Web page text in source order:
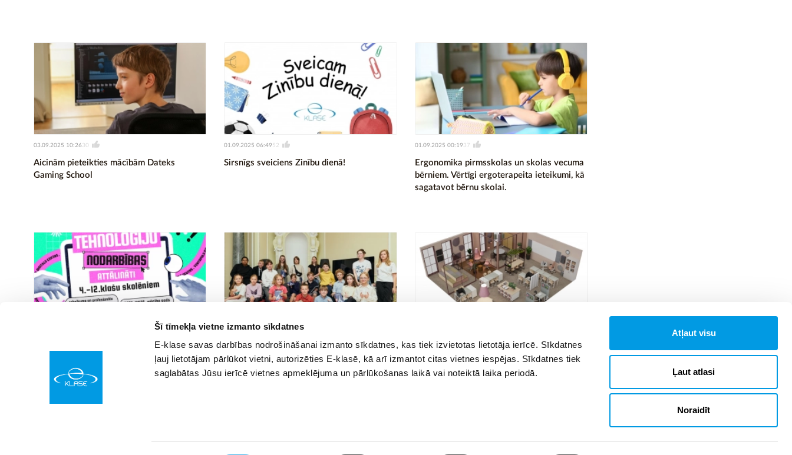
Šī tīmekļa vietne izmanto sīkdatnes
E-klase savas darbības nodrošināšanai izmanto sīkdatnes, kas tiek izvietotas lietotāja ierīcē. Sīkdatnes
ļauj lietotājam pārlūkot vietni, autorizēties E-klasē, kā arī izmantot citas vietnes iespējas. Sīkdatnes tiek
saglabātas Jūsu ierīcē vietnes apmeklējuma un pārlūkošanas laikā vai noteiktā laika periodā.
Atļaut visu
Ļaut atlasi
Noraidīt
Aicinām pieteikties mācībām Dateks
Gaming School
03.09.2025 10:2630
Sirsnīgs sveiciens Zinību dienā!
01.09.2025 06:49 52
Ergonomika pirmsskolas un skolas vecuma
bērniem. Vērtīgi ergoterapeita ieteikumi, kā
sagatavot bērnu skolai.
01.09.2025 00:19 37
Digitālais centrs piedāvā attālinātās
tehnoloģiju nodarbības ikvienas skolēnam
Latvijā un pasaulē
Nākotnes skola jau šodien: iekļaujošs un
motivējošs klases iekārtojums